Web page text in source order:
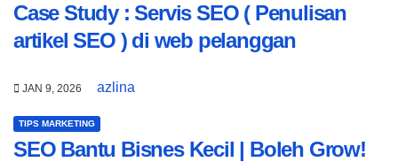
Case Study : Servis SEO ( Penulisan
artikel SEO ) di web pelanggan
JAN 9, 2026 azlina
TIPS MARKETING
SEO Bantu Bisnes Kecil | Boleh Grow!